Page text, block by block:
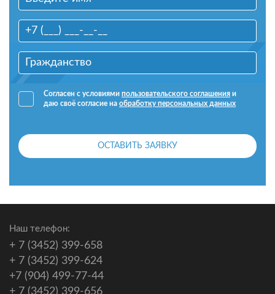
Согласен с условиями пользовательского соглашения и
даю своё согласие на обработку персональных данных
ОСТАВИТЬ ЗАЯВКУ
Наш телефон:
+ 7 (3452) 399-658
+ 7 (3452) 399-624
+7 (904) 499-77-44
+ 7 (3452) 399-656